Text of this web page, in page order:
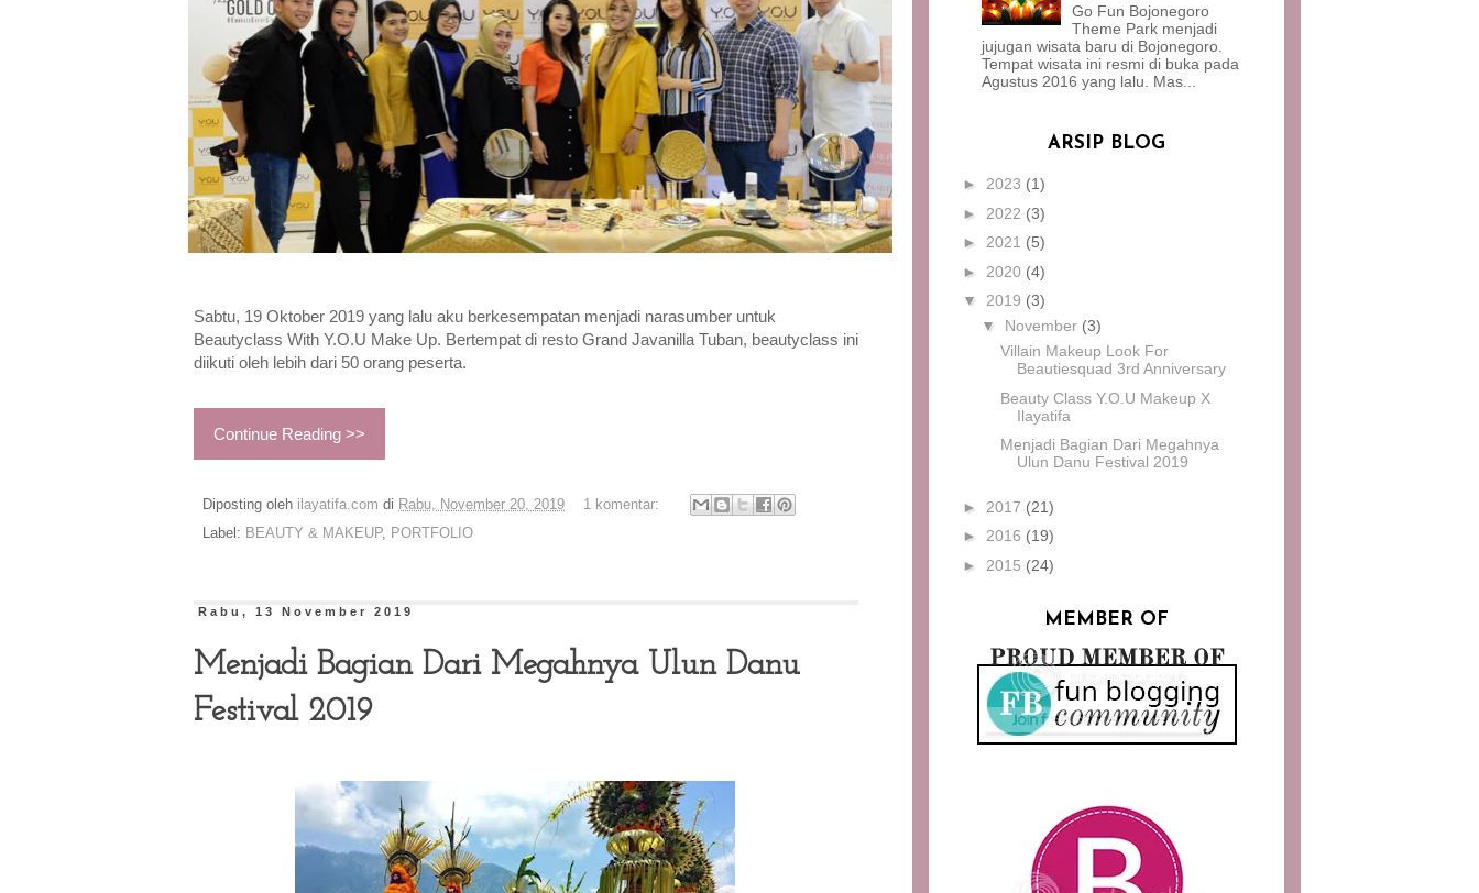
Sabtu, 19 Oktober 2019 yang lalu aku berkesempatan menjadi narasumber untuk
Beautyclass With Y.O.U Make Up. Bertempat di resto Grand Javanilla Tuban, beautyclass ini
diikuti oleh lebih dari 50 orang peserta.
Continue Reading >>
Diposting oleh ilayatifa.com di Rabu, November 20, 2019
1 komentar:
Label: BEAUTY & MAKEUP, PORTFOLIO
Rabu, 13 November 2019
Menjadi Bagian Dari Megahnya Ulun Danu
Festival 2019
Go Fun Bojonegoro
Theme Park menjadi
jujugan wisata baru di Bojonegoro.
Tempat wisata ini resmi di buka pada
Agustus 2016 yang lalu. Mas...
ARSIP BLOG
► 2023 (1)
► 2022 (3)
► 2021 (5)
► 2020 (4)
▼ 2019 (3)
▼ November (3)
Villain Makeup Look For
Beautiesquad 3rd Anniversary
Beauty Class Y.O.U Makeup X
Ilayatifa
Menjadi Bagian Dari Megahnya
Ulun Danu Festival 2019
► 2017 (21)
► 2016 (19)
► 2015 (24)
MEMBER OF